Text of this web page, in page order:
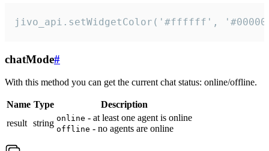
jivo_api.setWidgetColor('#ffffff',
chatMode#
With this method you can get the current chat status: online/offline.
Name Type
Description
result string online - at least one agent is online
offline - no agents are online